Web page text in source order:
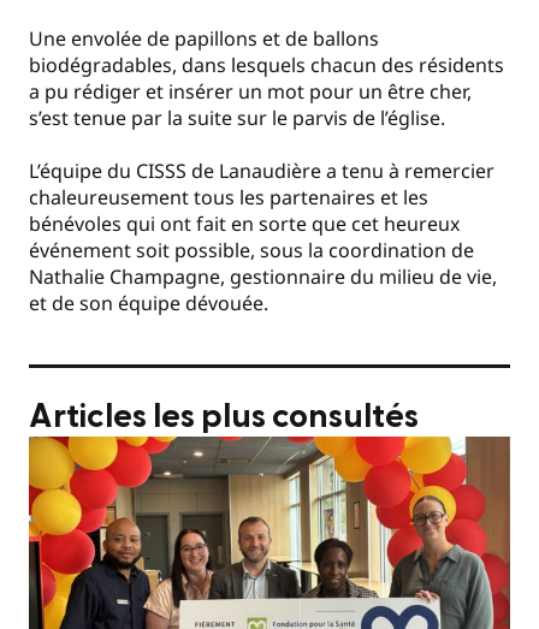
Une envolée de papillons et de ballons
biodégradables, dans lesquels chacun des résidents
a pu rédiger et insérer un mot pour un être cher,
s’est tenue par la suite sur le parvis de l’église.
L’équipe du CISSS de Lanaudière a tenu à remercier
chaleureusement tous les partenaires et les
bénévoles qui ont fait en sorte que cet heureux
événement soit possible, sous la coordination de
Nathalie Champagne, gestionnaire du milieu de vie,
et de son équipe dévouée.
Articles les plus consultés